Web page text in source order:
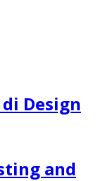
Design
and